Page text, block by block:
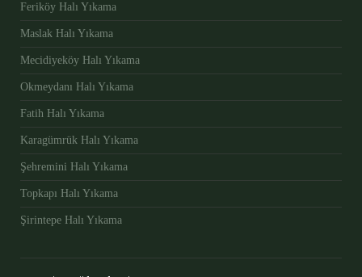
Feriköy Halı Yıkama
Maslak Halı Yıkama
Mecidiyeköy Halı Yıkama
Okmeydanı Halı Yıkama
Fatih Halı Yıkama
Karagümrük Halı Yıkama
Şehremini Halı Yıkama
Topkapı Halı Yıkama
Şirintepe Halı Yıkama